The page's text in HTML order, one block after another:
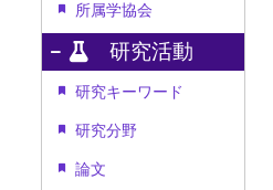
所属学協会
研究活動
研究キーワード
研究分野
論文